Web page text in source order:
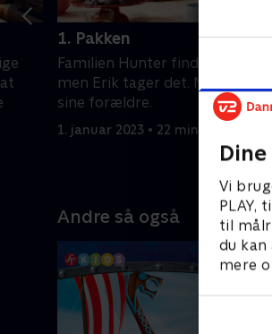
Vi
PLAY,
til
du
mere
1. Pakken
Familien Hunter finder et
men Erik tager det. Max hører
sine forældre.
1. januar 2023 • 22 min
Andre så også